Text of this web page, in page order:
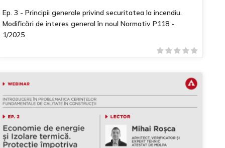
Ep. 3 - Principii generale privind securitatea la incendiu.
Modificări de interes general în noul Normativ P118 -
1/2025